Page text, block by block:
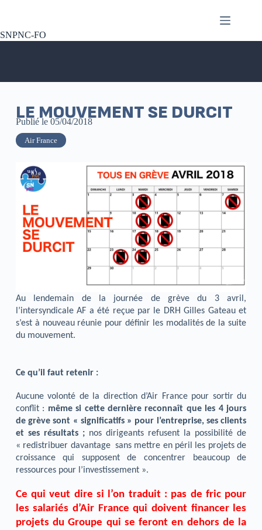
SNPNC-FO
LE MOUVEMENT SE DURCIT
Publié le 05/04/2018
Air France
Au lendemain de la journée de grève du 3 avril,
l’intersyndicale AF a été reçue par le DRH Gilles Gateau et
s’est à nouveau réunie pour définir les modalités de la suite
du mouvement.
Ce qu’il faut retenir :
Aucune volonté de la direction d’Air France pour sortir du
conflit : même si cette dernière reconnaît que les 4 jours
de grève sont « significatifs » pour l’entreprise, ses clients
et ses résultats ; nos dirigeants refusent la possibilité de
« redistribuer davantage sans mettre en péril les projets de
croissance qui supposent de concentrer beaucoup de
ressources pour l’investissement ».
Ce qui veut dire si l’on traduit : pas de fric pour
les salariés d’Air France qui doivent financer les
projets du Groupe qui se feront en dehors de la